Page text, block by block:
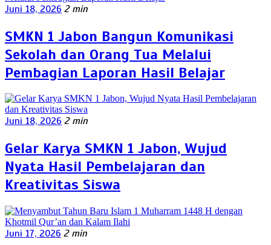
Juni 18, 2026 2 min
SMKN 1 Jabon Bangun Komunikasi
Sekolah dan Orang Tua Melalui
Pembagian Laporan Hasil Belajar
Juni 18, 2026 2 min
Gelar Karya SMKN 1 Jabon, Wujud
Nyata Hasil Pembelajaran dan
Kreativitas Siswa
Juni 17, 2026 2 min